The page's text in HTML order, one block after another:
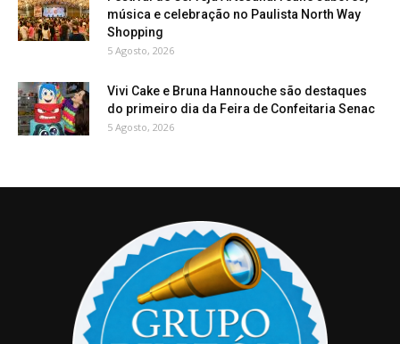
música e celebração no Paulista North Way
Shopping
5 Agosto, 2026
Vivi Cake e Bruna Hannouche são destaques
do primeiro dia da Feira de Confeitaria Senac
5 Agosto, 2026